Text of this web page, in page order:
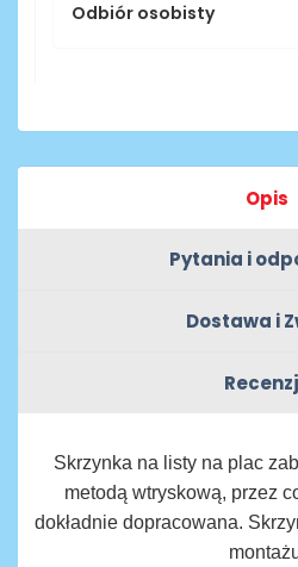
Odbiór osobisty
Opis
Pytania i
Dostawa i
Skrzynka na listy na plac
metodą wtryskową, przez
dokładnie dopracowana.